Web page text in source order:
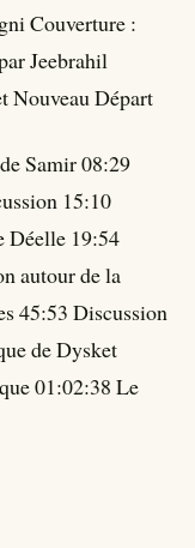
Couverture :
Jeebrahil
Nouveau Départ
Samir 08:29
15:10
Déelle 19:54
autour de la
45:53 Discussion
de Dysket
01:02:38 Le